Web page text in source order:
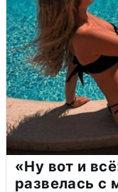
«Ну вот и
развелась